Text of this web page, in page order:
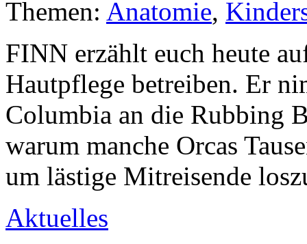
Themen: Anatomie,
FINN erzählt euch heute
Hautpflege betreiben. Er
Columbia an die Rubbing
warum manche Orcas
um lästige Mitreisende
Aktuelles